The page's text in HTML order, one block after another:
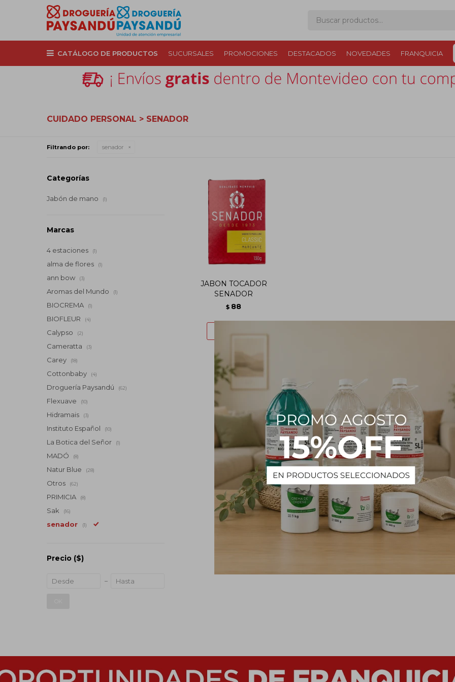
CATÁLOGO DE PRODUCTOS SUCURSALES PROMOCIONES DESTACADOS NOVEDADES FRANQUICIA
CUIDADO PERSONAL > SENADOR
Filtrando por: senador
JABON TOCADOR
SENADOR
$ 88
Categorías
Jabón de mano (1)
Marcas
4 estaciones (1)
alma de flores (1)
ann bow (3)
Aromas del Mundo (1)
BIOCREMA (1)
BIOFLEUR (4)
Calypso (2)
Cameratta (3)
Carey (18)
Cottonbaby (4)
Droguería Paysandú (62)
Flexuave (10)
Hidramais (3)
Instituto Español (10)
La Botica del Señor (1)
MADÓ (8)
Natur Blue (28)
Otros (62)
PRIMICIA (8)
Sak (16)
senador (1)
Precio ($)